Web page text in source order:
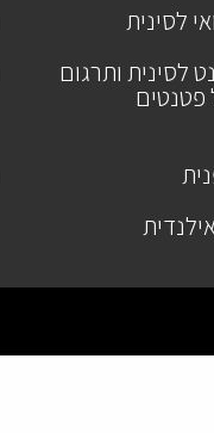
לסינית
לסינית ותרגום
פטנטים